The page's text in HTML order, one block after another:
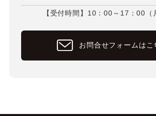
【受付時間】10：00～17：00（
お問合せフォームはこ